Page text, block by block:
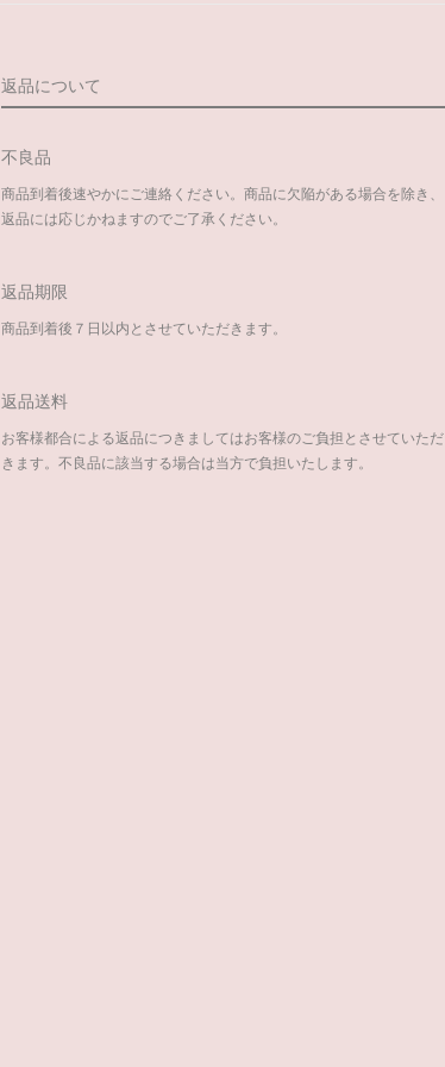
返品について
不良品
商品到着後速やかにご連絡ください。商品に欠陥がある場合を除き、
返品には応じかねますのでご了承ください。
返品期限
商品到着後７日以内とさせていただきます。
返品送料
お客様都合による返品につきましてはお客様のご負担とさせていただ
きます。不良品に該当する場合は当方で負担いたします。